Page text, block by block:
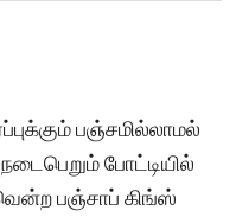
பஞ்சமில்லாமல்
போட்டியில்
பஞ்சாப் கிங்ஸ்